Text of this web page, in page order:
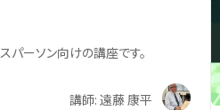
パーソン向けの講座です。
講師: 遠藤 康平